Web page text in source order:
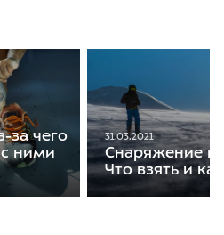
за чего
ними
31.03.2021
Снаряжение
Что взять и